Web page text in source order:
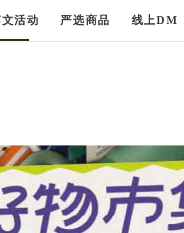
活动 严选商品 线上DM